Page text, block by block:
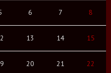
6 7 8
13 14 15
20 21 22